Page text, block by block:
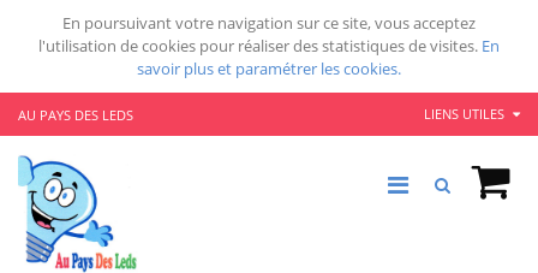
En poursuivant votre navigation sur ce site, vous acceptez
l'utilisation de cookies pour réaliser des statistiques de visites. En
savoir plus et paramétrer les cookies.
AU PAYS DES LEDS LIENS UTILES